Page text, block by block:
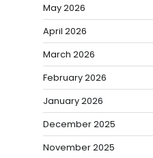
May 2026
April 2026
March 2026
February 2026
January 2026
December 2025
November 2025